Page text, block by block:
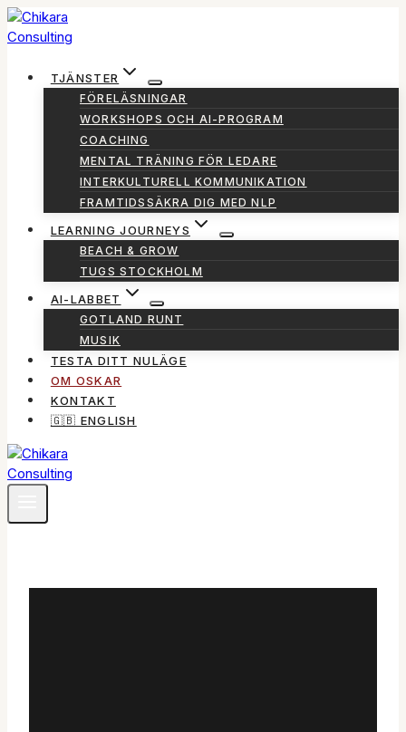
Skip
to
TJÄNSTER
FÖRELÄSNINGAR
WORKSHOPS OCH AI-PROGRAM
COACHING
MENTAL TRÄNING FÖR LEDARE
INTERKULTURELL KOMMUNIKATION
FRAMTIDSSÄKRA DIG MED NLP
LEARNING JOURNEYS
BEACH & GROW
TUGS STOCKHOLM
AI-LABBET
GOTLAND RUNT
MUSIK
TESTA DITT NULÄGE
OM OSKAR
KONTAKT
🇬🇧 ENGLISH